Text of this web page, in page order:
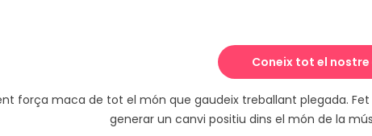
Coneix tot el nostre
força maca de tot el món que gaudeix treballant plegada.
generar un canvi positiu dins el món de la